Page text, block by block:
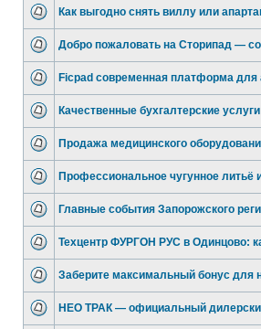
Как выгодно снять виллу или
Добро пожаловать на Сторипад —
Ficpad современная платформа
Качественные бухгалтерские
Продажа медицинского
Профессиональное чугунное литьё
Главные события Запорожского
Техцентр ФУРГОН РУС в Одинцово:
Заберите максимальный бонус для
НЕО ТРАК — официальный